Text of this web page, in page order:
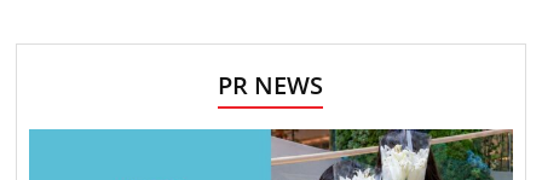
PR NEWS